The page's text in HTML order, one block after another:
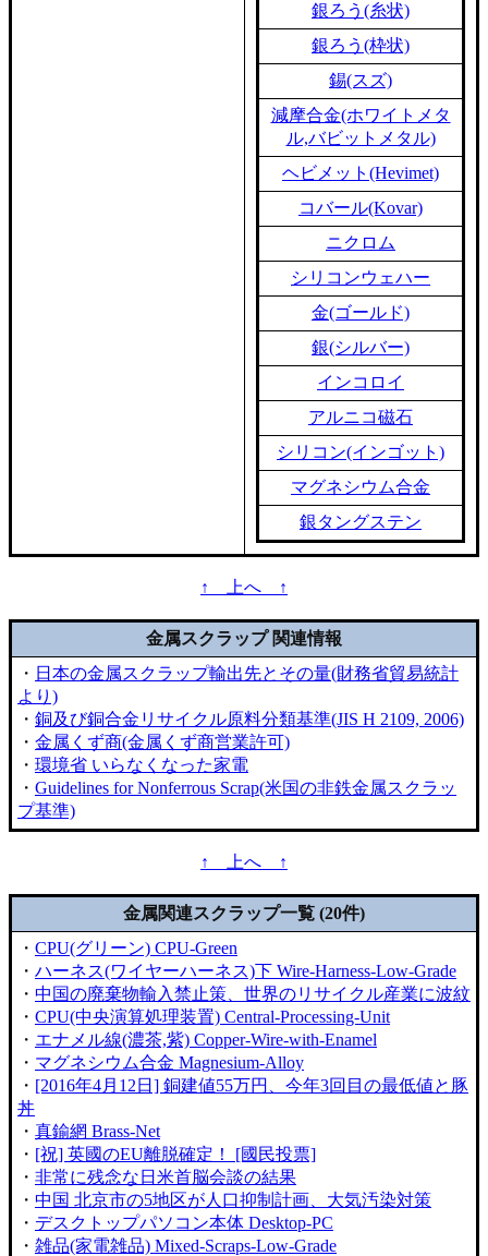
銀ろう(糸状)
銀ろう(枠状)
錫(スズ)
減摩合金(ホワイトメタ
ル,バビットメタル)
ヘビメット(Hevimet)
コバール(Kovar)
ニクロム
シリコンウェハー
金(ゴールド)
銀(シルバー)
インコロイ
アルニコ磁石
シリコン(インゴット)
マグネシウム合金
銀タングステン
↑ 上へ ↑
金属スクラップ 関連情報
・ 日本の金属スクラップ輸出先とその量(財務省貿易統計
より)
・ 銅及び銅合金リサイクル原料分類基準(JIS H 2109, 2006)
・ 金属くず商(金属くず商営業許可)
・ 環境省 いらなくなった家電
・ Guidelines for Nonferrous Scrap(米国の非鉄金属スクラッ
プ基準)
↑ 上へ ↑
金属関連スクラップ一覧 (20件)
・ CPU(グリーン) CPU-Green
・ ハーネス(ワイヤーハーネス)下 Wire-Harness-Low-Grade
・ 中国の廃棄物輸入禁止策、世界のリサイクル産業に波紋
・ CPU(中央演算処理装置) Central-Processing-Unit
・ エナメル線(濃茶,紫) Copper-Wire-with-Enamel
・ マグネシウム合金 Magnesium-Alloy
・ [2016年4月12日] 銅建値55万円、今年3回目の最低値と豚
丼
・ 真鍮網 Brass-Net
・ [祝] 英國のEU離脱確定！ [國民投票]
・ 非常に残念な日米首脳会談の結果
・ 中国 北京市の5地区が人口抑制計画、大気汚染対策
・ デスクトップパソコン本体 Desktop-PC
・ 雑品(家電雑品) Mixed-Scraps-Low-Grade